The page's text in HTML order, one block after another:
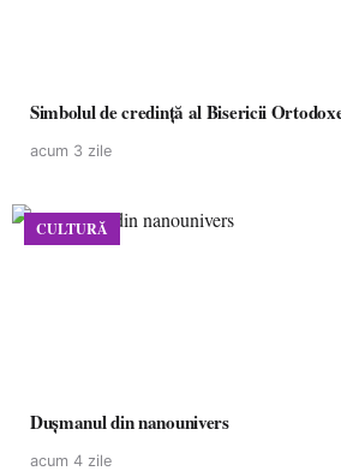
Simbolul de credinţă al Bisericii
acum 3 zile
CULTURĂ
Dușmanul din nanounivers
acum 4 zile